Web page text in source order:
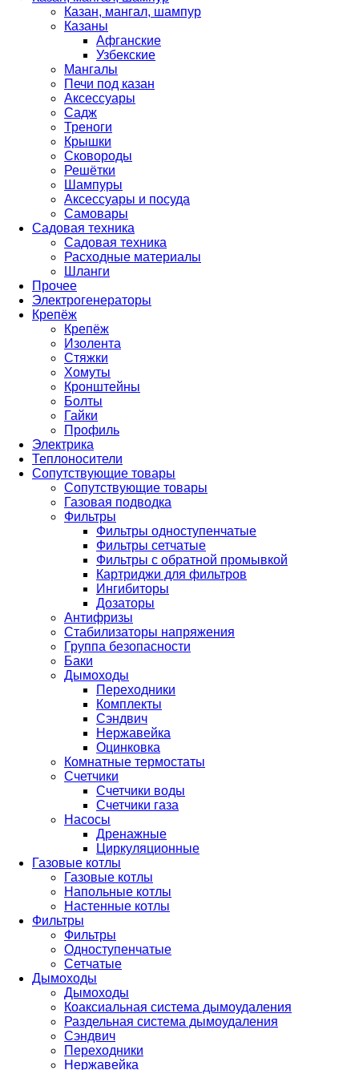
Казан, мангал, шампур
Казаны
Афганские
Узбекские
Мангалы
Печи под казан
Аксессуары
Садж
Треноги
Крышки
Сковороды
Решётки
Шампуры
Аксессуары и посуда
Самовары
Садовая техника
Садовая техника
Расходные материалы
Шланги
Прочее
Электрогенераторы
Крепёж
Крепёж
Изолента
Стяжки
Хомуты
Кронштейны
Болты
Гайки
Профиль
Электрика
Теплоносители
Сопутствующие товары
Сопутствующие товары
Газовая подводка
Фильтры
Фильтры одноступенчатые
Фильтры сетчатые
Фильтры с обратной промывкой
Картриджи для фильтров
Ингибиторы
Дозаторы
Антифризы
Стабилизаторы напряжения
Группа безопасности
Баки
Дымоходы
Переходники
Комплекты
Сэндвич
Нержавейка
Оцинковка
Комнатные термостаты
Счетчики
Счетчики воды
Счетчики газа
Насосы
Дренажные
Циркуляционные
Газовые котлы
Газовые котлы
Напольные котлы
Настенные котлы
Фильтры
Фильтры
Одноступенчатые
Сетчатые
Дымоходы
Дымоходы
Коаксиальная система дымоудаления
Раздельная система дымоудаления
Сэндвич
Переходники
Нержавейка